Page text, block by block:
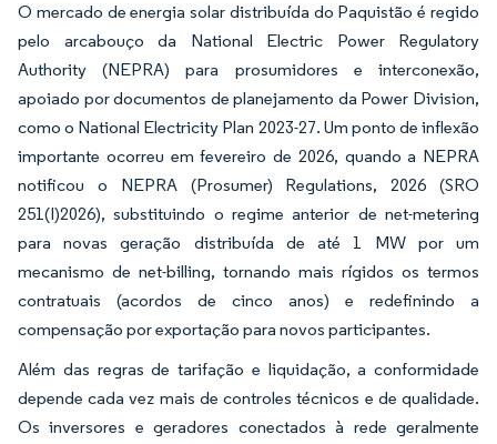
O mercado de energia solar distribuída do Paquistão é regido
pelo arcabouço da National Electric Power Regulatory
Authority (NEPRA) para prosumidores e interconexão,
apoiado por documentos de planejamento da Power Division,
como o National Electricity Plan 2023-27. Um ponto de inflexão
importante ocorreu em fevereiro de 2026, quando a NEPRA
notificou o NEPRA (Prosumer) Regulations, 2026 (SRO
251(I)2026), substituindo o regime anterior de net-metering
para novas geração distribuída de até 1 MW por um
mecanismo de net-billing, tornando mais rígidos os termos
contratuais (acordos de cinco anos) e redefinindo a
compensação por exportação para novos participantes.
Além das regras de tarifação e liquidação, a conformidade
depende cada vez mais de controles técnicos e de qualidade.
Os inversores e geradores conectados à rede geralmente